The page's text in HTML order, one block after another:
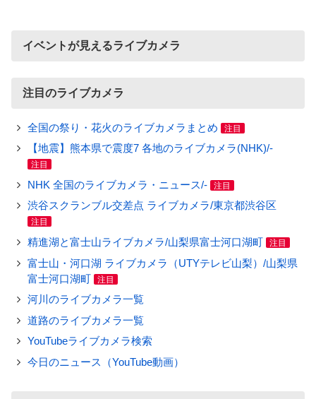
イベントが見えるライブカメラ
注目のライブカメラ
全国の祭り・花火のライブカメラまとめ 注目
【地震】熊本県で震度7 各地のライブカメラ(NHK)/-
注目
NHK 全国のライブカメラ・ニュース/- 注目
渋谷スクランブル交差点 ライブカメラ/東京都渋谷区
注目
精進湖と富士山ライブカメラ/山梨県富士河口湖町 注目
富士山・河口湖 ライブカメラ（UTYテレビ山梨）/山梨県
富士河口湖町
注目
河川のライブカメラ一覧
道路のライブカメラ一覧
YouTubeライブカメラ検索
今日のニュース（YouTube動画）